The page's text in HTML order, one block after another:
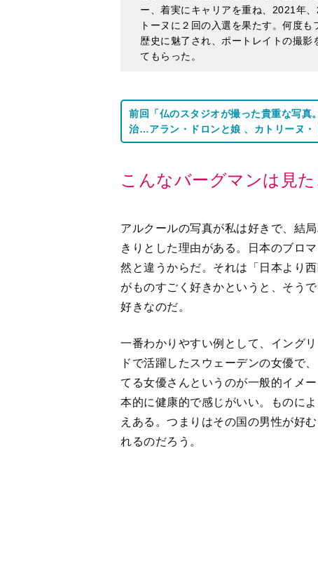
前回「仏のスタジオが撮った貴重な写
こんなバーグマンは見
きりとした理由がある。日本のブロ
がものすごく好きかというと、そう
好きなのだ。
一番わかりやすい例として、イング
ドで活躍したスウェーデンの女優で
本的に健康的で感じがいい。ものに
えある。つまりはその国の男性が好
れるのだろう。